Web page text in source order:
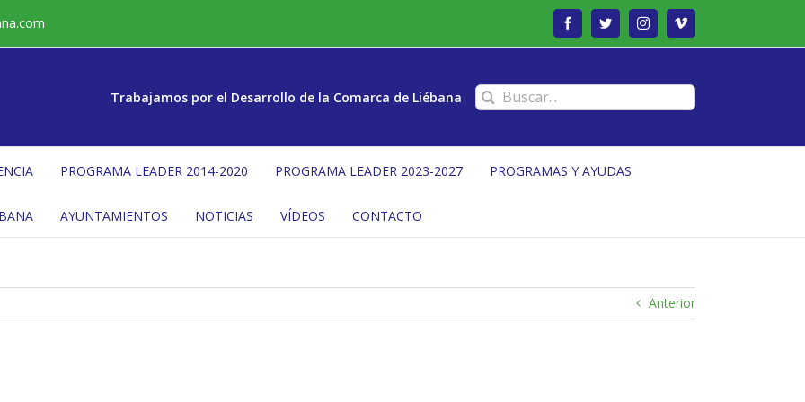
FacebookTwitterInstagramVimeo
Trabajamos por el Desarrollo de la Comarca de Liébana Buscar:
PROGRAMA LEADER 2014-2020 PROGRAMA LEADER 2023-2027 PROGRAMAS Y AYUDAS
AYUNTAMIENTOS NOTICIAS VÍDEOS CONTACTO
Anterior